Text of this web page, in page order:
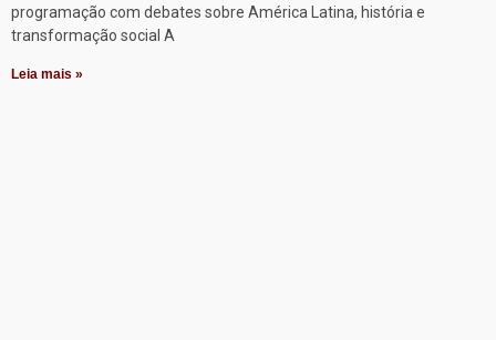
programação com debates sobre América Latina, história e
transformação social A
Leia mais »